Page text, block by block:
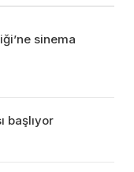
sinema
başlıyor